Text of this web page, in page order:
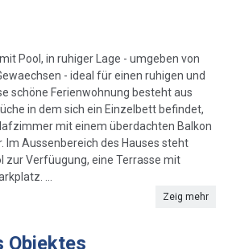
Pool, in ruhiger Lage - umgeben von
- ideal für einen ruhigen und
schöne Ferienwohnung besteht aus
in dem sich ein Einzelbett befindet,
mit einem überdachten Balkon
Im Aussenbereich des Hauses steht
zur Verfüugung, eine Terrasse mit
...
Zeig mehr
Objektes